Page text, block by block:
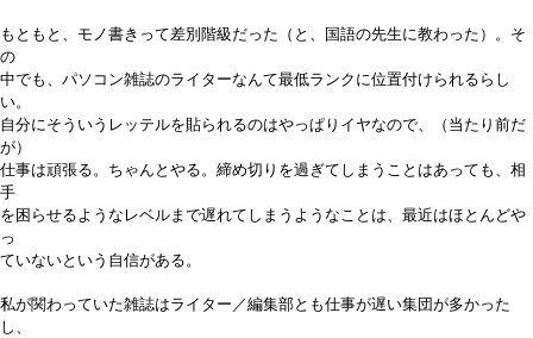
もともと、モノ書きって差別階級だった（と、国語の先生に教わった）。そ
の
中でも、パソコン雑誌のライターなんて最低ランクに位置付けられるらし
い。
自分にそういうレッテルを貼られるのはやっぱりイヤなので、（当たり前だ
が）
仕事は頑張る。ちゃんとやる。締め切りを過ぎてしまうことはあっても、相
手
を困らせるようなレベルまで遅れてしまうようなことは、最近はほとんどや
っ
ていないという自信がある。
私が関わっていた雑誌はライター／編集部とも仕事が遅い集団が多かった
し、